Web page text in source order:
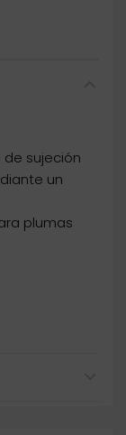
de sujeción
un
plumas